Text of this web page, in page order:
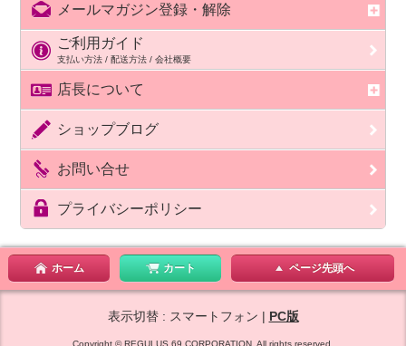
メールマガジン登録・解除
ご利用ガイド
支払い方法 / 配送方法 / 会社概要
店長について
ショップブログ
お問い合せ
プライバシーポリシー
ホーム カート ページ先頭へ
表示切替 : スマートフォン | PC版
Copyright © REGULUS.69 CORPORATION. All rights reserved.